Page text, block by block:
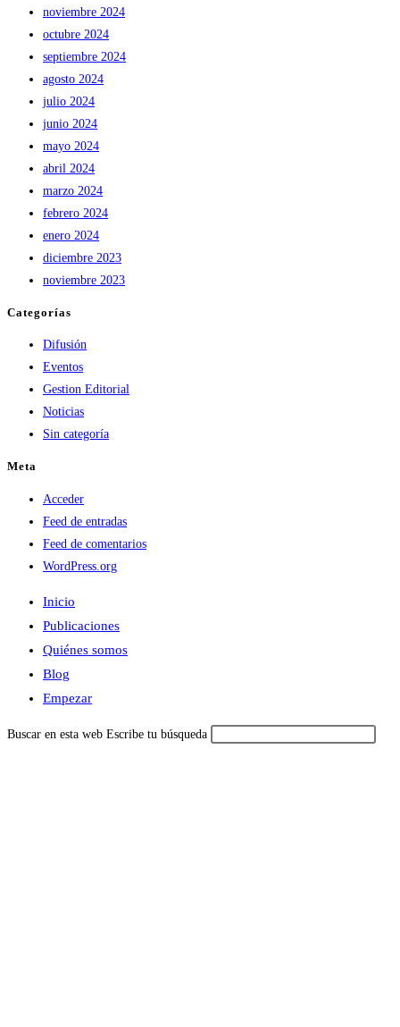
noviembre 2024
octubre 2024
septiembre 2024
agosto 2024
julio 2024
junio 2024
mayo 2024
abril 2024
marzo 2024
febrero 2024
enero 2024
diciembre 2023
noviembre 2023
Categorías
Difusión
Eventos
Gestion Editorial
Noticias
Sin categoría
Meta
Acceder
Feed de entradas
Feed de comentarios
WordPress.org
Inicio
Publicaciones
Quiénes somos
Blog
Empezar
Buscar en esta web Escribe tu búsqueda